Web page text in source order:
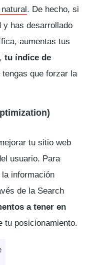
. De hecho, si
y has desarrollado
aumentas tus
tu índice de
que forzar la
)
tu sitio web
usuario. Para
información
de la Search
a tener en
tu posicionamiento.